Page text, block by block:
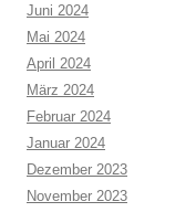
Juni 2024
Mai 2024
April 2024
März 2024
Februar 2024
Januar 2024
Dezember 2023
November 2023